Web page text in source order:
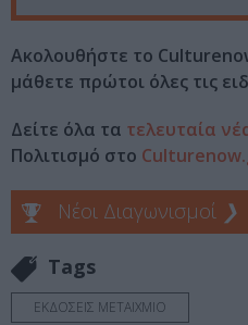
Ακολουθήστε το
μάθετε πρώτοι όλες τις
Δείτε όλα τα τελευταία
Πολιτισμό στο
Νέοι Διαγωνισμοί ❯
Tags
ΕΚΔΟΣΕΙΣ ΜΕΤΑΙΧΜΙΟ